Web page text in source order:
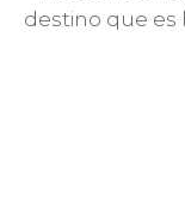
destino que es